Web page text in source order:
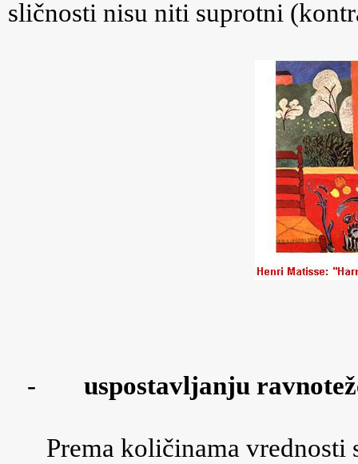
sličnosti nisu niti suprotni
- uspostavljanju
Prema količinama vrednosti